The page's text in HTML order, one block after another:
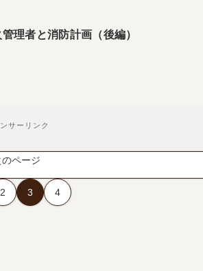
者と消防計画（後編）
サーリンク
ページ
2 3 4